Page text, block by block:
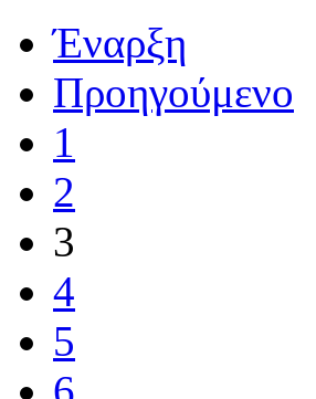
Έναρξη
Προηγούμενο
1
2
3
4
5